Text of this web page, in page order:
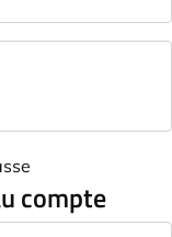
compte